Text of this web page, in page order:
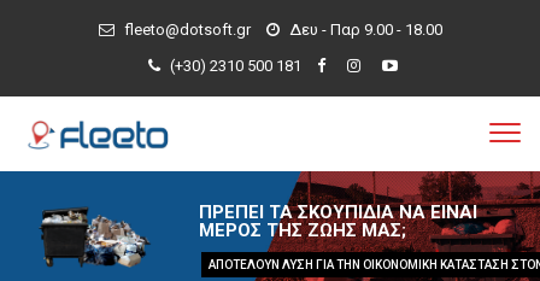
fleeto@dotsoft.gr
Δευ - Παρ 9.00 - 18.00
(+30) 2310 500 181
ΠΡΕΠΕΙ ΤΑ ΣΚΟΥΠΙΔΙΑ ΝΑ ΕΙΝΑΙ
ΜΕΡΟΣ ΤΗΣ ΖΩΗΣ ΜΑΣ;
ΑΠΟΤΕΛΟΥΝ ΛΥΣΗ ΓΙΑ ΤΗΝ ΟΙΚΟΝΟΜΙΚΗ ΚΑΤΑΣΤΑΣΗ